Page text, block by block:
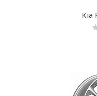
Kia